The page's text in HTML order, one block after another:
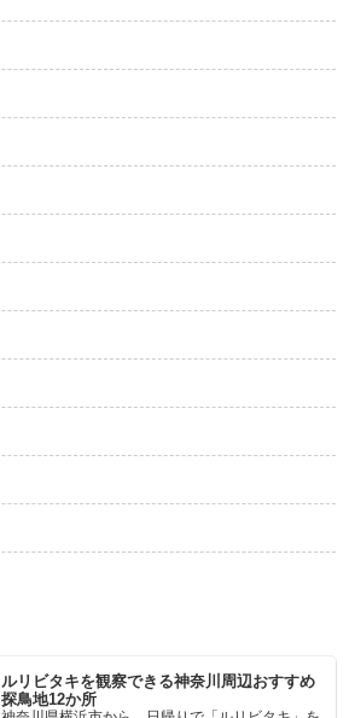
ルリビタキを観察できる神奈川周辺おすすめ
探鳥地12か所